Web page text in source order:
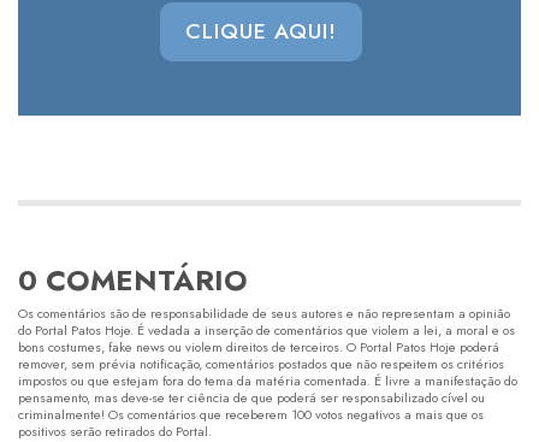
CLIQUE AQUI!
0 COMENTÁRIO
Os comentários são de responsabilidade de seus autores e não representam a opinião
do Portal Patos Hoje. É vedada a inserção de comentários que violem a lei, a moral e os
bons costumes, fake news ou violem direitos de terceiros. O Portal Patos Hoje poderá
remover, sem prévia notificação, comentários postados que não respeitem os critérios
impostos ou que estejam fora do tema da matéria comentada. É livre a manifestação do
pensamento, mas deve-se ter ciência de que poderá ser responsabilizado cível ou
criminalmente! Os comentários que receberem 100 votos negativos a mais que os
positivos serão retirados do Portal.